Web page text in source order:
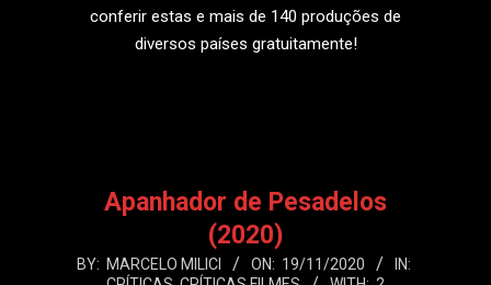
conferir estas e mais de 140 produções de
diversos países gratuitamente!
Apanhador de Pesadelos
(2020)
2020-
BY: MARCELO MILICI ON: 19/11/2020
IN: